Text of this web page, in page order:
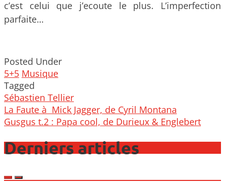
c’est celui que j’ecoute le plus. L’imperfection
parfaite…
Posted Under
5+5 Musique
Tagged
Sébastien Tellier
Post
navigation
La Faute à Mick Jagger, de Cyril Montana
Gusgus t.2 : Papa cool, de Durieux & Englebert
Derniers articles